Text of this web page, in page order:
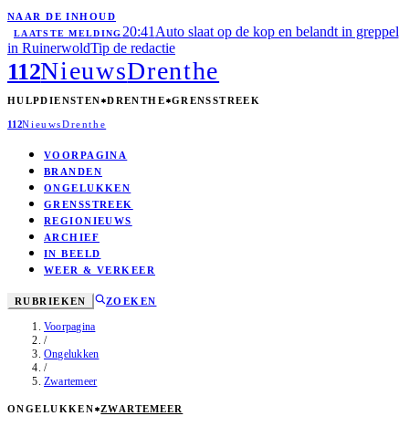
NAAR DE INHOUD
LAATSTE MELDING 20:41 Auto slaat op de kop en belandt in greppel
in RuinerwoldTip de redactie
112NieuwsDrenthe
HULPDIENSTEN DRENTHE GRENSSTREEK
112NieuwsDrenthe
VOORPAGINA
BRANDEN
ONGELUKKEN
GRENSSTREEK
REGIONIEUWS
ARCHIEF
IN BEELD
WEER & VERKEER
RUBRIEKEN ZOEKEN
Voorpagina
/
Ongelukken
/
Zwartemeer
ONGELUKKEN ZWARTEMEER